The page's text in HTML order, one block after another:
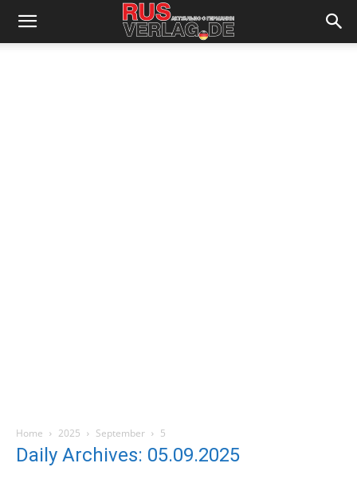
Home 2025 September 5
Daily Archives: 05.09.2025